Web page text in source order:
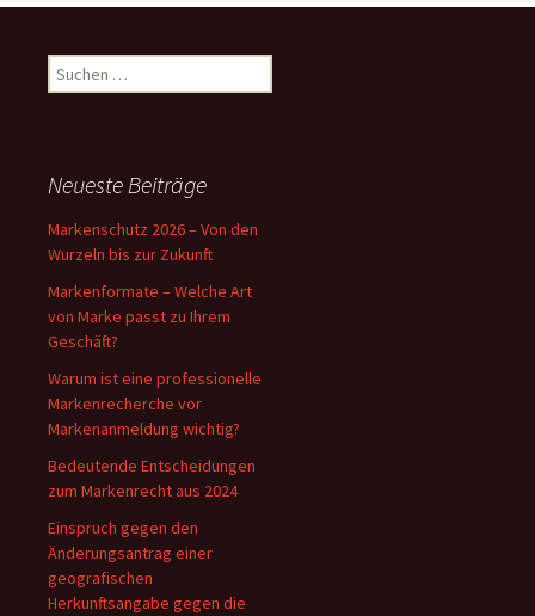
Suchen
nach:
Neueste Beiträge
Markenschutz 2026 – Von den
Wurzeln bis zur Zukunft
Markenformate – Welche Art
von Marke passt zu Ihrem
Geschäft?
Warum ist eine professionelle
Markenrecherche vor
Markenanmeldung wichtig?
Bedeutende Entscheidungen
zum Markenrecht aus 2024
Einspruch gegen den
Änderungsantrag einer
geografischen
Herkunftsangabe gegen die